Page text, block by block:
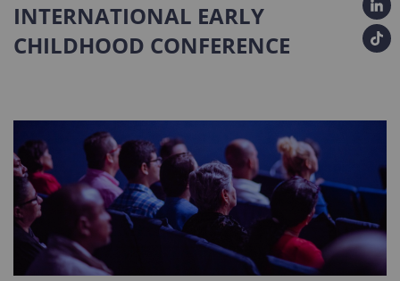
INTERNATIONAL EARLY
CHILDHOOD CONFERENCE